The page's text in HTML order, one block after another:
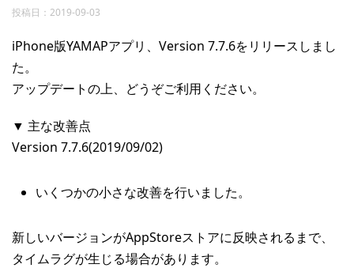
投稿日： 2019-09-03
iPhone版YAMAPアプリ、Version 7.7.6をリリースしまし
た。
アップデートの上、どうぞご利用ください。
▼ 主な改善点
Version 7.7.6(2019/09/02)
いくつかの小さな改善を行いました。
新しいバージョンがAppStoreストアに反映されるまで、
タイムラグが生じる場合があります。